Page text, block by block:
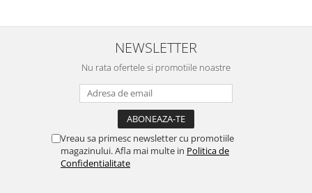
NEWSLETTER
Nu rata ofertele si promotiile noastre
Vreau sa primesc newsletter cu promotiile
magazinului. Afla mai multe in Politica de
Confidentialitate